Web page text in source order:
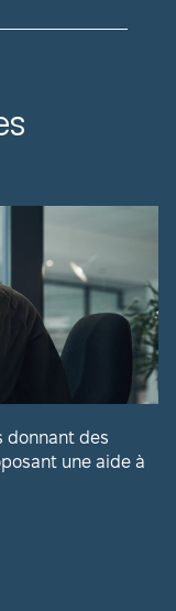
donnant des
une aide à